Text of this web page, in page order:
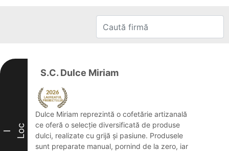
I Loc
S.C. Dulce Miriam
Dulce Miriam reprezintă o cofetărie artizanală
ce oferă o selecție diversificată de produse
dulci, realizate cu grijă și pasiune. Produsele
sunt preparate manual, pornind de la zero, iar